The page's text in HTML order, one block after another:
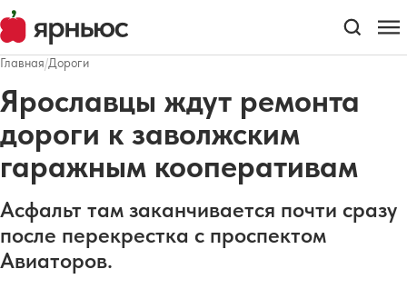
Главная/Дороги
Ярославцы ждут ремонта
дороги к заволжским
гаражным кооперативам
Асфальт там заканчивается почти сразу
после перекрестка с проспектом
Авиаторов.